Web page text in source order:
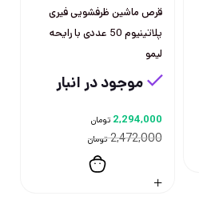
قرص ماشين ظرفشويی فيری
پلاتينيوم 50 عددی با رايحه
ليمو
موجود در انبار
2,472,000 تومان
2,294,000 تومان